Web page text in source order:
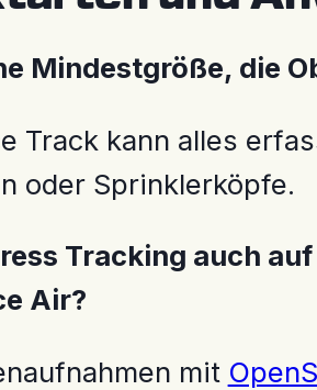
Mindestgröße, die
Track kann alles
oder Sprinklerköpfe.
Tracking auch
Air?
mit